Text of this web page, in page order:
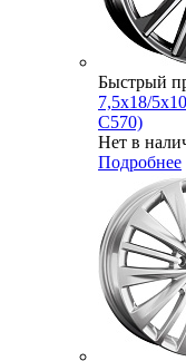
Быстрый
7,5x18/
C570)
Нет в
Подробнее